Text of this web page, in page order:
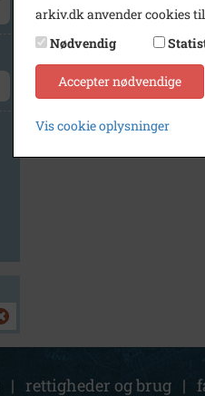
| rettigheder og brug |
arkiv.dk anvender cookies
Nødvendig
Accepter nødvendige
Vis cookie oplysninger